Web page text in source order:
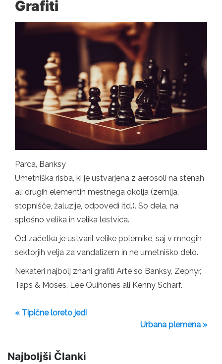
Grafiti
Parca, Banksy
Umetniška risba, ki je ustvarjena z aerosoli na stenah
ali drugih elementih mestnega okolja (zemlja,
stopnišče, žaluzije, odpovedi itd.). So dela, na
splošno velika in velika lestvica.
Od začetka je ustvaril velike polemike, saj v mnogih
sektorjih velja za vandalizem in ne umetniško delo.
Nekateri najbolj znani grafiti Arte so Banksy, Zephyr,
Taps & Moses, Lee Quiñones ali Kenny Scharf.
« Tipične loreto jedi
Urbana plemena »
Najboljši Članki